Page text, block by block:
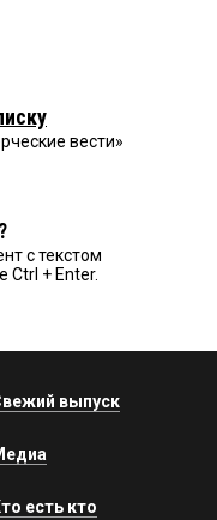
вести»
с текстом
Ctrl + Enter.
выпуск
есть кто